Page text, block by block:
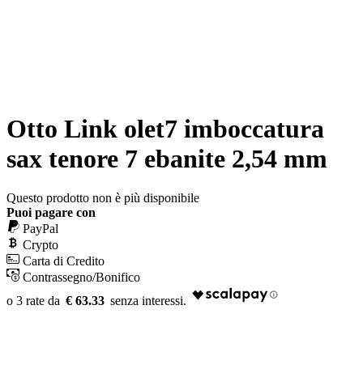
Otto Link olet7 imboccatura
sax tenore 7 ebanite 2,54 mm
Questo prodotto non è più disponibile
Puoi pagare con
PayPal
Crypto
Carta di Credito
Contrassegno/Bonifico
€ 63.33